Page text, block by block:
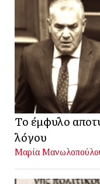
Το έμφυλο
λόγου
Μαρία